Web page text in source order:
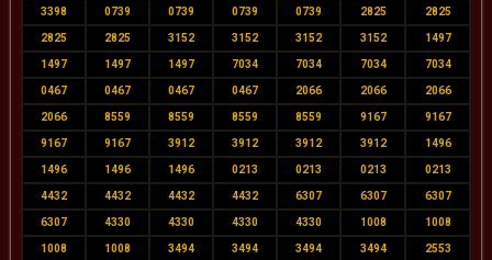
3398 0739 0739 0739 0739 2825 2825
2825 2825 3152 3152 3152 3152 1497
1497 1497 1497 7034 7034 7034 7034
0467 0467 0467 0467 2066 2066 2066
2066 8559 8559 8559 8559 9167 9167
9167 9167 3912 3912 3912 3912 1496
1496 1496 1496 0213 0213 0213 0213
4432 4432 4432 4432 6307 6307 6307
6307 4330 4330 4330 4330 1008 1008
1008 1008 3494 3494 3494 3494 2553